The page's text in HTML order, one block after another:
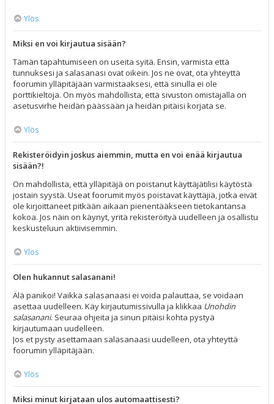
Ylös
Miksi en voi kirjautua sisään?
Tämän tapahtumiseen on useita syitä. Ensin, varmista että
tunnuksesi ja salasanasi ovat oikein. Jos ne ovat, ota yhteyttä
foorumin ylläpitäjään varmistaaksesi, että sinulla ei ole
porttikieltoja. On myös mahdollista, että sivuston omistajalla on
asetusvirhe heidän päässään ja heidän pitäisi korjata se.
Ylös
Rekisteröidyin joskus aiemmin, mutta en voi enää kirjautua
sisään?!
On mahdollista, että ylläpitäjä on poistanut käyttäjätilisi käytöstä
jostain syystä. Useat foorumit myös poistavat käyttäjiä, jotka eivät
ole kirjoittaneet pitkään aikaan pienentääkseen tietokantansa
kokoa. Jos näin on käynyt, yritä rekisteröityä uudelleen ja osallistu
keskusteluun aktiivisemmin.
Ylös
Olen hukannut salasanani!
Älä panikoi! Vaikka salasanaasi ei voida palauttaa, se voidaan
asettaa uudelleen. Käy kirjautumissivulla ja klikkaa Unohdin
salasanani. Seuraa ohjeita ja sinun pitäisi kohta pystyä
kirjautumaan uudelleen.
Jos et pysty asettamaan salasanaasi uudelleen, ota yhteyttä
foorumin ylläpitäjään.
Ylös
Miksi minut kirjataan ulos automaattisesti?